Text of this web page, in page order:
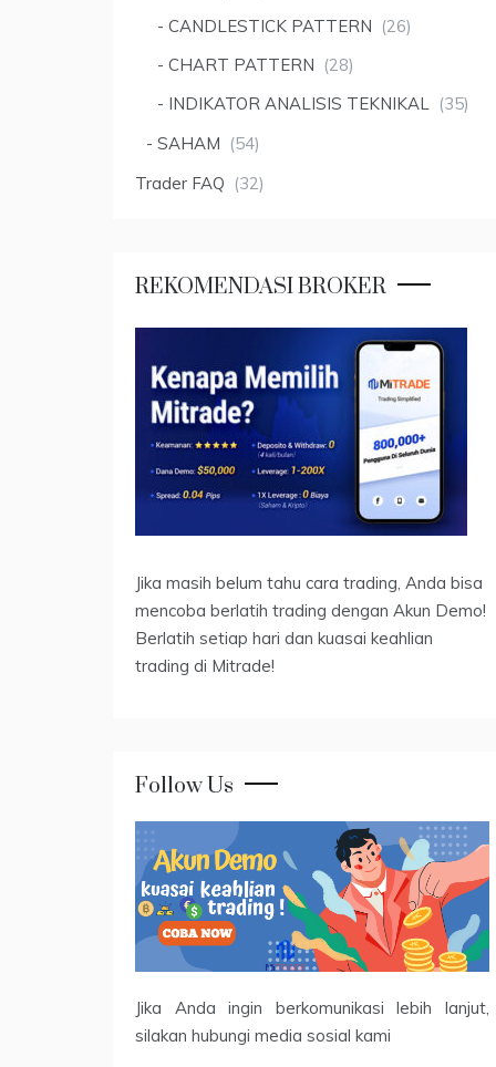
CANDLESTICK PATTERN (26)
CHART PATTERN (28)
INDIKATOR ANALISIS TEKNIKAL (35)
SAHAM (54)
Trader FAQ (32)
REKOMENDASI BROKER
Jika masih belum tahu cara trading, Anda bisa
mencoba berlatih trading dengan Akun Demo!
Berlatih setiap hari dan kuasai keahlian
trading di Mitrade!
Follow Us
Jika Anda ingin berkomunikasi lebih lanjut,
silakan hubungi media sosial kami